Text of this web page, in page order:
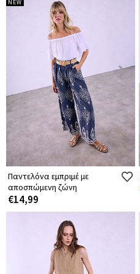
NEW
Παντελόνα εμπριμέ με
αποσπώμενη ζώνη
€14,99